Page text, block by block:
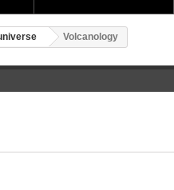
Volcanology